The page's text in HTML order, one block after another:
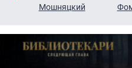
Мошняцкий